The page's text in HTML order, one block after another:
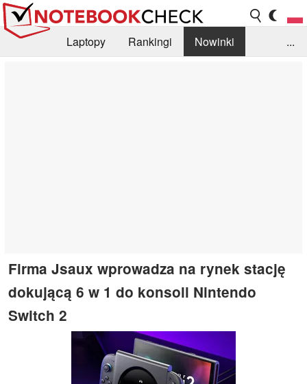
Laptopy Rankingi
Nowinki
...
Firma Jsaux wprowadza na rynek stację
dokującą 6 w 1 do konsoli Nintendo
Switch 2